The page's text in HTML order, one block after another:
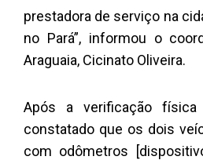
prestadora de serviço na
no Pará”, informou o
Araguaia, Cicinato Oliveira.
Após a verificação
constatado que os dois
com odômetros